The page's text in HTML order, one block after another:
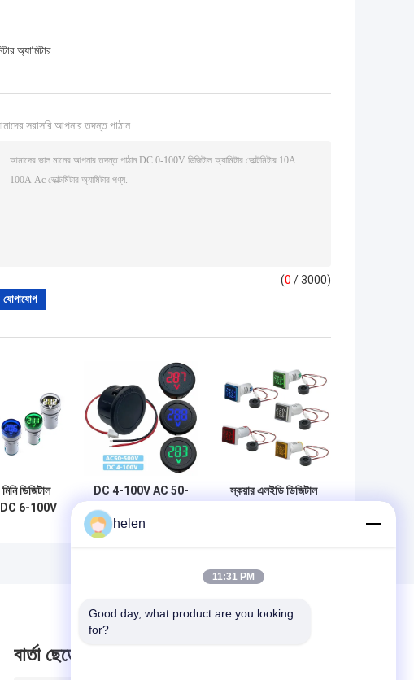
অ্যামিটার
সরাসরি আপনার তদন্ত পাঠান
(0 / 3000)
ডিজিটাল
DC 6-100V
DC 4-100V AC 50-
500V ডিজিটাল অ্যামিটার
ভোল্টমিটার দুই তারের
স্কয়ার এলইডি ডিজিটাল
বার্তা ছেড়ে
helen
11:31 PM
Good day, what product are you looking
for?